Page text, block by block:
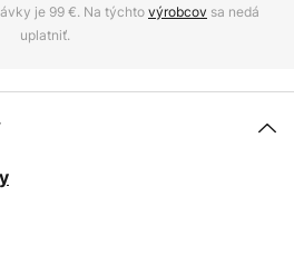
je 99 €. Na týchtovýrobcov sa nedá
uplatniť.